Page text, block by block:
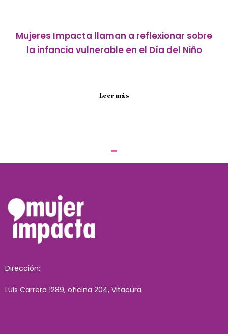
Mujeres Impacta llaman a reflexionar sobre
la infancia vulnerable en el Día del Niño
Leer más
Dirección:
Luis Carrera 1289, oficina 204, Vitacura